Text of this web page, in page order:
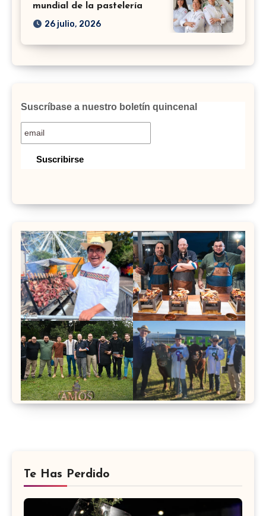
mundial de la pastelería
26 julio, 2026
Suscríbase a nuestro boletín quincenal
Te Has Perdido